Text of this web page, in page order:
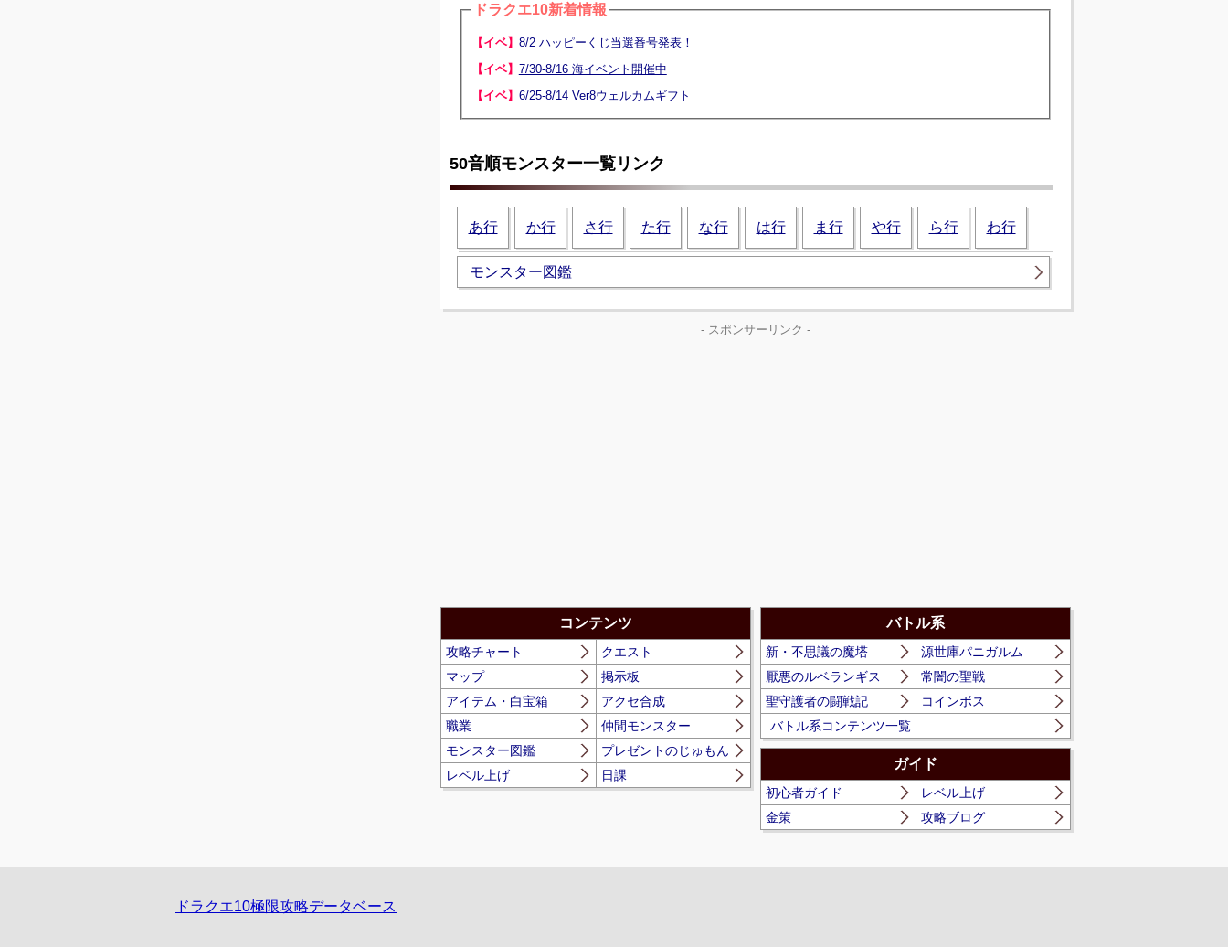
ドラクエ10新着情報
【イベ】 8/2 ハッピーくじ当選番号発表！
【イベ】 7/30-8/16 海イベント開催中
【イベ】 6/25-8/14 Ver8ウェルカムギフト
50音順モンスター一覧リンク
あ行 か行 さ行 た行 な行 は行 ま行 や行 ら行 わ行
モンスター図鑑
- スポンサーリンク -
コンテンツ
攻略チャート
クエスト
マップ
掲示板
アイテム・白宝箱
アクセ合成
職業
仲間モンスター
モンスター図鑑
プレゼントのじゅもん
レベル上げ
日課
バトル系
新・不思議の魔塔
源世庫パニガルム
厭悪のルベランギス
常闇の聖戦
聖守護者の闘戦記
コインボス
バトル系コンテンツ一覧
ガイド
初心者ガイド
レベル上げ
金策
攻略ブログ
ドラクエ10極限攻略データベース